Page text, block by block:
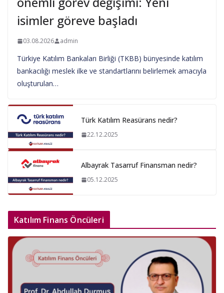
isimler göreve başladı
03.08.2026 admin
Türkiye Katılım Bankaları Birliği (TKBB) bünyesinde katılım
bankacılığı meslek ilke ve standartlarını belirlemek amacıyla
oluşturulan…
Türk Katılım Reasürans nedir?
22.12.2025
Albayrak Tasarruf Finansman nedir?
05.12.2025
Katılım Finans Öncüleri